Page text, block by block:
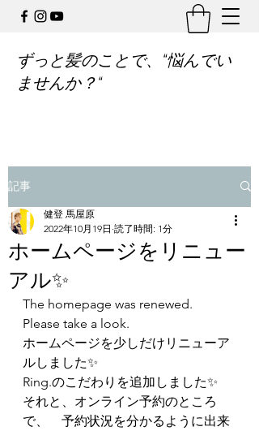
ずっと髪のことで、“悩んでい
ませんか？“
記事
ホームページをリニュー
アル✨
健登 馬屋原
2022年10月19日 読了時間: 1分
The homepage was renewed.
Please take a look.
ホームページを少しだけリニューア
ルしました✨
Ring.のこだわりを追加しました✨
それと、オンライン予約のところ
で、　予約状況を分かるように出来